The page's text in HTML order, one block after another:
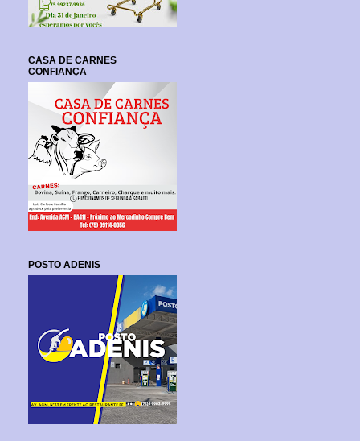
CASA DE CARNES
CONFIANÇA
POSTO ADENIS